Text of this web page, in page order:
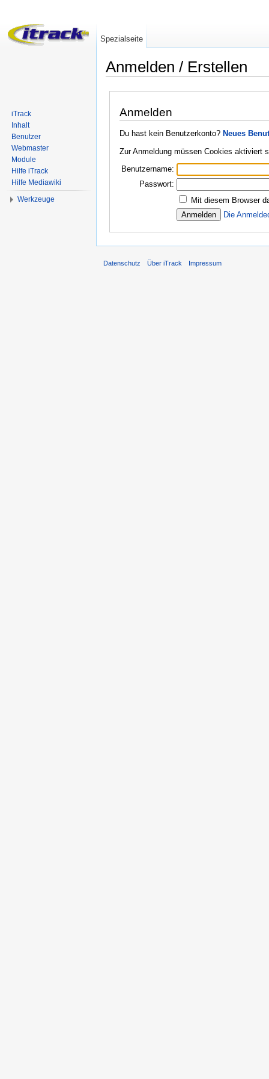
Anmelden / Erstellen
Anmelden
Du hast kein Benutzerkonto? Neues
Zur Anmeldung müssen Cookies aktiviert
Benutzername:
Passwort:
Mit diesem Browser
Die
Spezialseite
iTrack
Inhalt
Benutzer
Webmaster
Module
Hilfe iTrack
Hilfe Mediawiki
Werkzeuge
Datenschutz Über iTrack Impressum